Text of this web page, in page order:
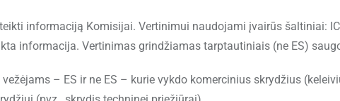
informaciją Komisijai. Vertinimui naudojami įvairūs šaltiniai:
informacija. Vertinimas grindžiamas tarptautiniais (ne ES)
– ES ir ne ES – kurie vykdo komercinius skrydžius